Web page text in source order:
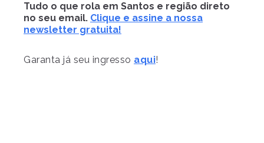
Tudo o que rola em Santos e região direto
no seu email. Clique e assine a nossa
newsletter gratuita!
Garanta já seu ingresso aqui!